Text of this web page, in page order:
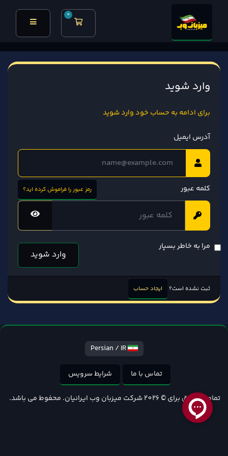
0
کارت خرید
وارد شوید
برای ادامه به حساب خود وارد شوید
آدرس ایمیل
کلمه عبور رمز عبور را فراموش کرده اید؟
وارد شوید
مرا به خاطر بسپار
ثبت نشده است؟ ایجاد حساب
Persian / IR
تماس با ما شرایط سرویس
تمامی حقوق برای © 2026 شرکت میزبان وب ایرانیان. محفوط می باشد.